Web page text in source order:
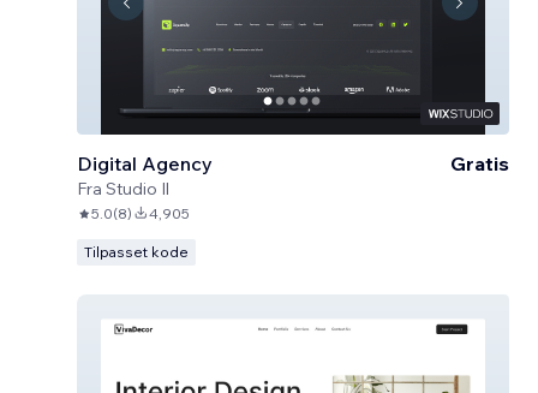
Digital Agency
Fra Studio Il
Gratis
5.0(8) 4,905
Tilpasset kode